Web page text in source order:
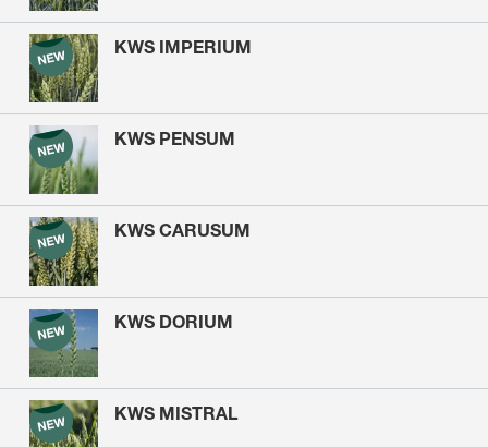
KWS IMPERIUM
KWS PENSUM
KWS CARUSUM
KWS DORIUM
KWS MISTRAL